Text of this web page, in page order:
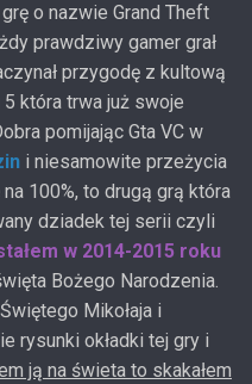
o nazwie Grand Theft
prawdziwy gamer grał
przygodę z kultową
która trwa już swoje
pomijając Gta VC w
i niesamowite przeżycia
100%, to drugą grą która
dziadek tej serii czyli
w 2014-2015 roku
Bożego Narodzenia.
Mikołaja i
rysunki okładki tej gry i
ją na świeta to skakałem